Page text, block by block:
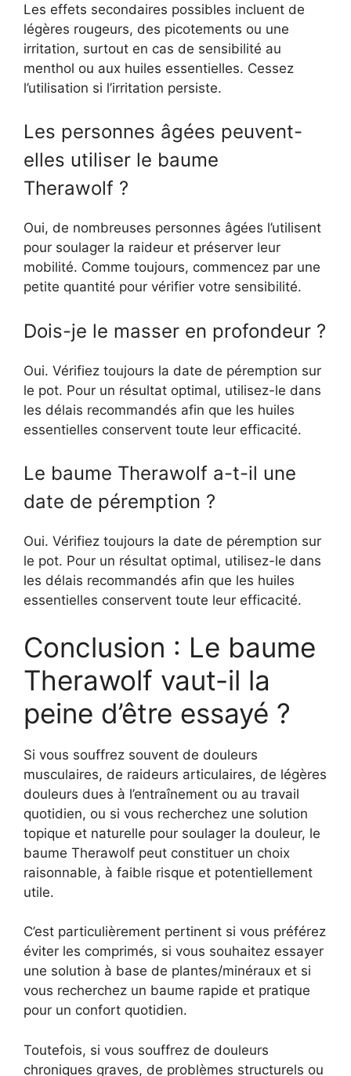
Les effets secondaires possibles incluent de
légères rougeurs, des picotements ou une
irritation, surtout en cas de sensibilité au
menthol ou aux huiles essentielles. Cessez
l’utilisation si l’irritation persiste.
Les personnes âgées peuvent-
elles utiliser le baume
Therawolf ?
Oui, de nombreuses personnes âgées l’utilisent
pour soulager la raideur et préserver leur
mobilité. Comme toujours, commencez par une
petite quantité pour vérifier votre sensibilité.
Dois-je le masser en profondeur ?
Oui. Vérifiez toujours la date de péremption sur
le pot. Pour un résultat optimal, utilisez-le dans
les délais recommandés afin que les huiles
essentielles conservent toute leur efficacité.
Le baume Therawolf a-t-il une
date de péremption ?
Oui. Vérifiez toujours la date de péremption sur
le pot. Pour un résultat optimal, utilisez-le dans
les délais recommandés afin que les huiles
essentielles conservent toute leur efficacité.
Conclusion : Le baume
Therawolf vaut-il la
peine d’être essayé ?
Si vous souffrez souvent de douleurs
musculaires, de raideurs articulaires, de légères
douleurs dues à l’entraînement ou au travail
quotidien, ou si vous recherchez une solution
topique et naturelle pour soulager la douleur, le
baume Therawolf peut constituer un choix
raisonnable, à faible risque et potentiellement
utile.
C’est particulièrement pertinent si vous préférez
éviter les comprimés, si vous souhaitez essayer
une solution à base de plantes/minéraux et si
vous recherchez un baume rapide et pratique
pour un confort quotidien.
Toutefois, si vous souffrez de douleurs
chroniques graves, de problèmes structurels ou